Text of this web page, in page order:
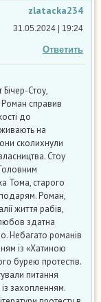
zlatacka234
Ответить
31.05.2024 | 19:24
Стоу,
справив
до
на
сколихнули
Стоу
Тома, старого
Роман,
життя рабів,
здатна
Небагато романів
із «Хатиною
бурею протестів.
питання
із захопленням.